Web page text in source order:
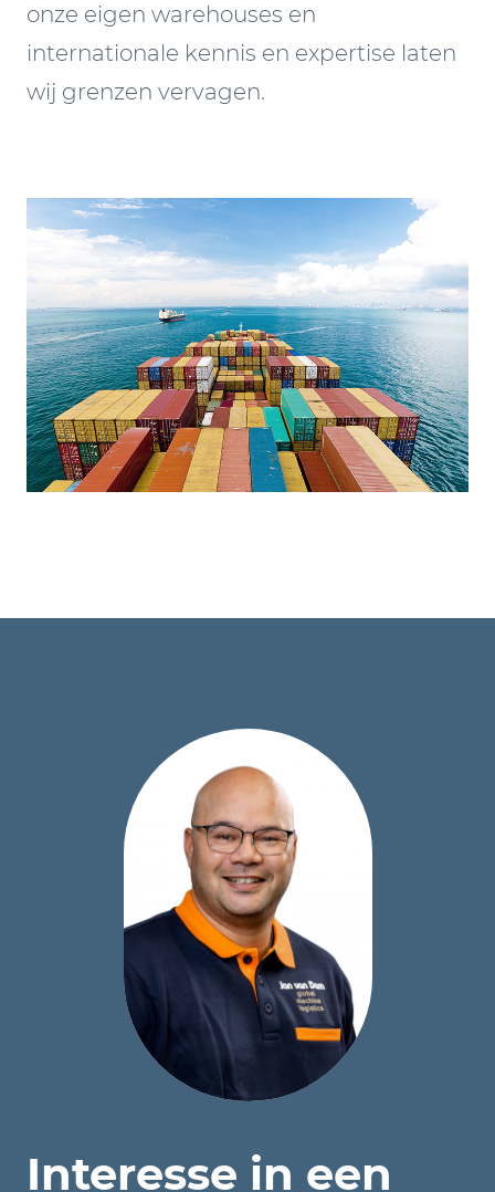
onze eigen warehouses en
internationale kennis en expertise laten
wij grenzen vervagen.
Interesse in een